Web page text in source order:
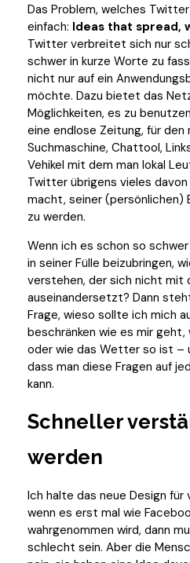
Das Problem, welches
einfach: Ideas that spread,
Twitter verbreitet sich nur
schwer in kurze Worte zu
nicht nur auf ein
möchte. Dazu bietet das
Möglichkeiten, es zu
eine endlose Zeitung, für den
Suchmaschine, Chattool,
Vehikel mit dem man lokal
Twitter übrigens vieles
macht, seiner
zu werden.
Wenn ich es schon so
in seiner Fülle beizubringen,
verstehen, der sich nicht mit
auseinandersetzt? Dann
Frage, wieso sollte ich mich
beschränken wie es mir
oder wie das Wetter so ist –
dass man diese Fragen auf
kann.
Schneller
werden
Ich halte das neue Design
wenn es erst mal wie
wahrgenommen wird, dann
schlecht sein. Aber die